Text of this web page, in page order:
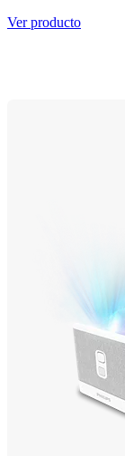
Ver producto